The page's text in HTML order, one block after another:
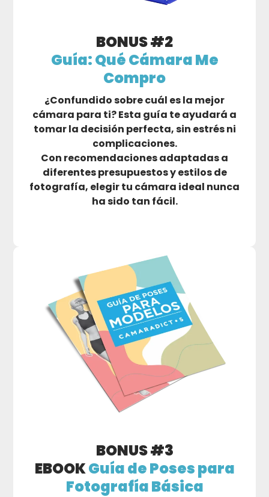
BONUS #2
Guía: Qué Cámara Me
Compro
¿Confundido sobre cuál es la mejor
cámara para ti? Esta guía te ayudará a
tomar la decisión perfecta, sin estrés ni
complicaciones.
Con recomendaciones adaptadas a
diferentes presupuestos y estilos de
fotografía, elegir tu cámara ideal nunca
ha sido tan fácil.
BONUS #3
EBOOKGuía de Poses para
Fotografía Básica